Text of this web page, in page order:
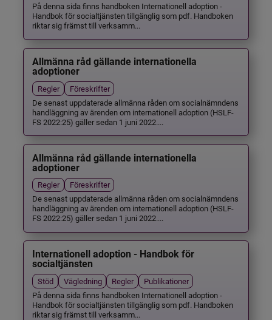
På denna sida finns handboken Internationell adoption -
Handbok för socialtjänsten tillgänglig som pdf. Handboken
riktar sig främst till verksamm...
Allmänna råd gällande internationella
adoptioner
Regler
Föreskrifter
De senast uppdaterade allmänna råden om socialnämndens
handläggning av ärenden om internationell adoption (HSLF-
FS 2022:25) gäller sedan 1 juni 2022....
Allmänna råd gällande internationella
adoptioner
Regler
Föreskrifter
De senast uppdaterade allmänna råden om socialnämndens
handläggning av ärenden om internationell adoption (HSLF-
FS 2022:25) gäller sedan 1 juni 2022....
Internationell adoption - Handbok för
socialtjänsten
Stöd Vägledning Regler
Publikationer
På denna sida finns handboken Internationell adoption -
Handbok för socialtjänsten tillgänglig som pdf. Handboken
riktar sig främst till verksamm...